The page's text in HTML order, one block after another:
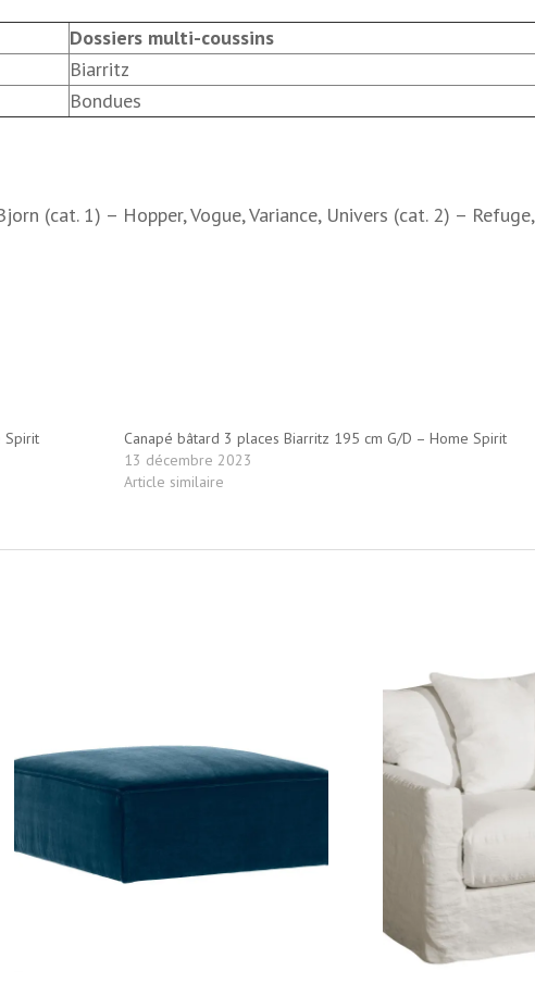
Dossiers multi-coussins
Biarritz
Bondues
(cat. 1) – Hopper, Vogue, Variance, Univers (cat. 2) –
Spirit
Canapé bâtard 3 places Biarritz 195 cm G/D – Home Spirit
13 décembre 2023
Article similaire